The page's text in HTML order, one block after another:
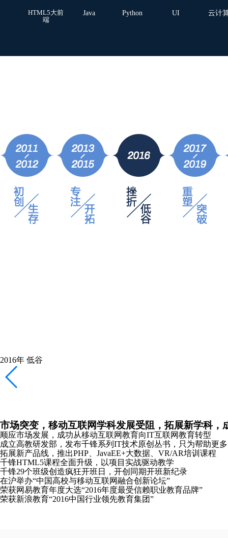
HTML5大前
端
Java Python UI 云计
2018年
2019年崛起
发布教研成果，成立“锋云智慧”高校协同服务品牌，
合肥、沈阳、太原分公司成立
千锋教研院“C-Plus”战略发布会在京成功召开